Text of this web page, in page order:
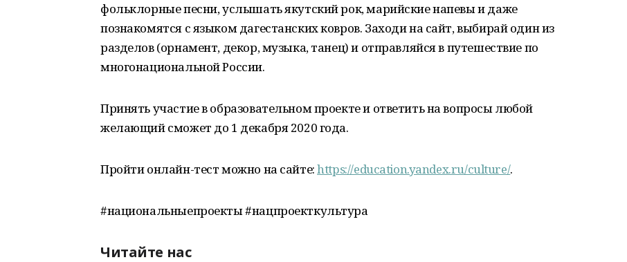
фольклорные песни, услышать якутский рок, марийские напевы и даже
познакомятся с языком дагестанских ковров. Заходи на сайт, выбирай один из
разделов (орнамент, декор, музыка, танец) и отправляйся в путешествие по
многонациональной России.
Принять участие в образовательном проекте и ответить на вопросы любой
желающий сможет до 1 декабря 2020 года.
Пройти онлайн-тест можно на сайте:https://education.yandex.ru/culture/.
#национальныепроекты #нацпроекткультура
Читайте нас